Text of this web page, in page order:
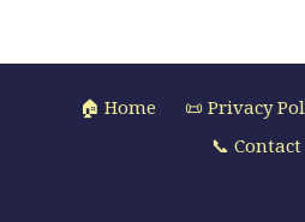
🏠 Home 📜 Privacy
📞 Contact